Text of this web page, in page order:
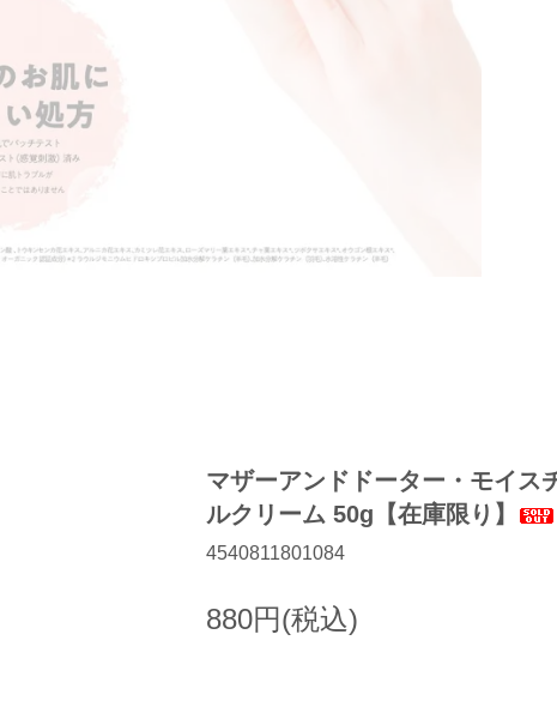
マザーアンドドーター・モイス
ルクリーム 50g【在庫限り】
4540811801084
880円(税込)